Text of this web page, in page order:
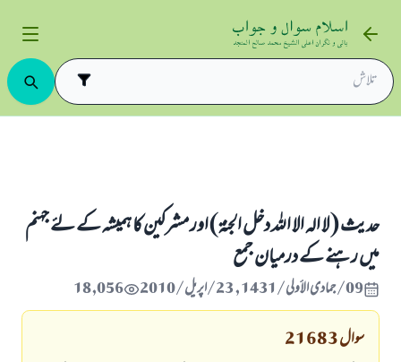
حدیث ( لا الہ الا اللہ دخل الجنۃ) اور مشرکین کا ہمیشہ کے لۓ جہنم
میں رہنے کے درمیان جمع
09/جمادى الأولى/1431 , 23/اپریل/2010 18,056
سوال21683